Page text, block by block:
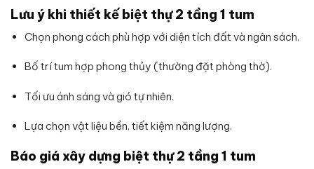
Lưu ý khi thiết kế biệt thự 2 tầng 1 tum
Chọn phong cách phù hợp với diện tích đất và ngân sách.
Bố trí tum hợp phong thủy (thường đặt phòng thờ).
Tối ưu ánh sáng và gió tự nhiên.
Lựa chọn vật liệu bền, tiết kiệm năng lượng.
Báo giá xây dựng biệt thự 2 tầng 1 tum